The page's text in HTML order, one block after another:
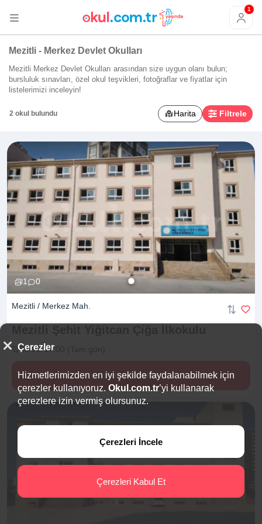
1
Mezitli - Merkez Devlet Okulları
Mezitli Merkez Devlet Okulları arasından size uygun olanı bulun;
bursluluk sınavları, özel okul teşvikleri, fotoğraflar ve fiyatlar için
listelerimizi inceleyin!
2 okul bulundu Harita Filtrele
1 0
Mezitli / Merkez Mah.
09:00-17:00 (Tam gün)
Hemen İncele
Çerezler
Hizmetlerimizden en iyi şekilde faydalanabilmek için
çerezler kullanıyoruz. Okul.com.tr’yi kullanarak
çerezlere izin vermiş olursunuz.
Çerezleri İncele
Çerezleri Kabul Et